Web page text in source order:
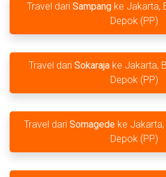
Travel dari Sampang ke Jakarta,
Depok (PP)
Travel dari Sokaraja ke Jakarta,
Depok (PP)
Travel dari Somagedeke Jakarta,
Depok (PP)